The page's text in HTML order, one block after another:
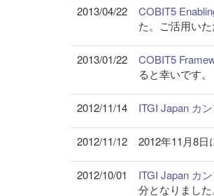
2013/04/22 COBIT5
た。ご活用いた
2013/01/22 COBIT5
ると幸いです。
2012/11/14 ITGI Japan カ
2012/11/12 2012年11月8日
2012/10/01 ITGI Japan カ
分となりました